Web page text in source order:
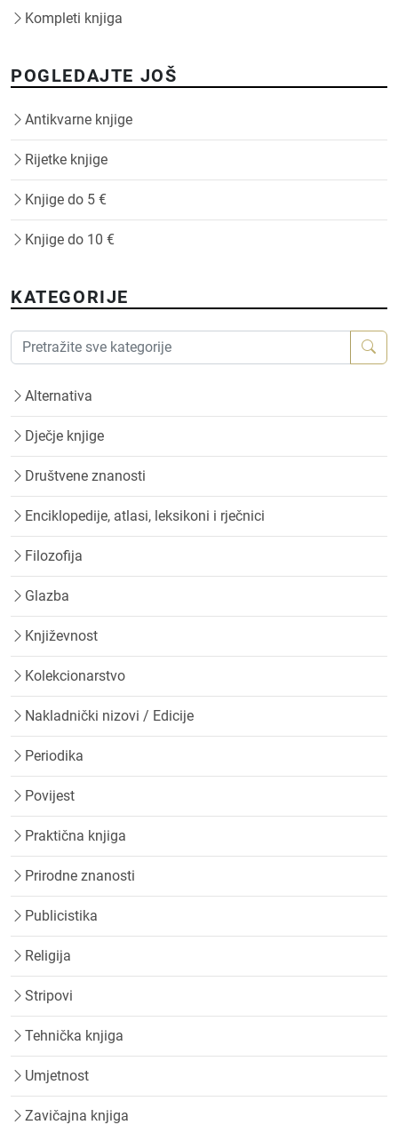
Kompleti knjiga
POGLEDAJTE JOŠ
Antikvarne knjige
Rijetke knjige
Knjige do 5 €
Knjige do 10 €
KATEGORIJE
Alternativa
Dječje knjige
Društvene znanosti
Enciklopedije, atlasi, leksikoni i rječnici
Filozofija
Glazba
Književnost
Kolekcionarstvo
Nakladnički nizovi / Edicije
Periodika
Povijest
Praktična knjiga
Prirodne znanosti
Publicistika
Religija
Stripovi
Tehnička knjiga
Umjetnost
Zavičajna knjiga